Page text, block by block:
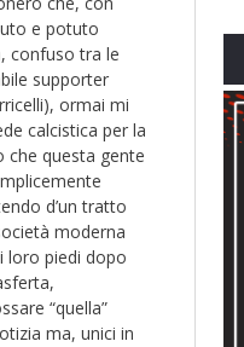
e potuto
confuso tra le
supporter
ormai mi
calcistica per la
che questa gente
d’un tratto
moderna
loro piedi dopo
“quella”
ma, unici in